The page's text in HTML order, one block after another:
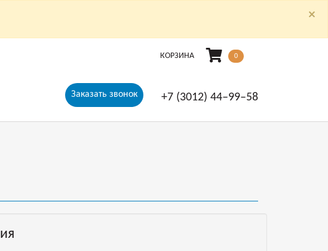
×
КОРЗИНА 0
Заказать звонок +7 (3012) 44‒99‒58